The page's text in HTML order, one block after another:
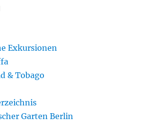
Exkursionen
& Tobago
Garten Berlin